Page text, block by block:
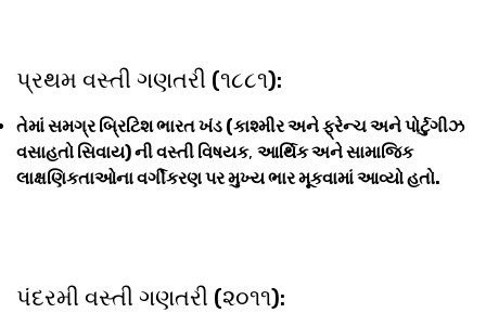
પ્રથમ વસ્તી ગણતરી (૧૮૮૧):
તેમાં સમગ્ર બ્રિટિશ ભારત ખંડ (કાશ્મીર અને ફ્રેન્ચ અને પોર્ટુગીઝ
વસાહતો સિવાય) ની વસ્તી વિષયક, આર્થિક અને સામાજિક
લાક્ષણિકતાઓના વર્ગીકરણ પર મુખ્ય ભાર મૂકવામાં આવ્યો હતો.
પંદરમી વસ્તી ગણતરી (૨૦૧૧):